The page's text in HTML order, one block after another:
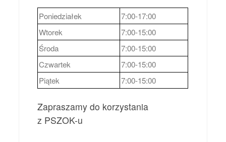
Poniedziałek
7:00-17:00
Wtorek
7:00-15:00
Środa
7:00-15:00
Czwartek
7:00-15:00
Piątek
7:00-15:00
Zapraszamy do korzystania
z PSZOK-u